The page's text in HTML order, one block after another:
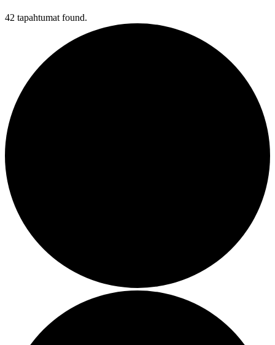
42 tapahtumat found.